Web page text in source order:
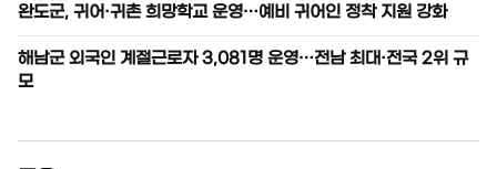
완도군, 귀어·귀촌 희망학교 운영…예비 귀어인 정착 지원 강화
해남군 외국인 계절근로자 3,081명 운영…전남 최대·전국 2위 규
모